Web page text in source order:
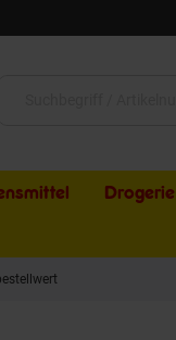
Drogerie